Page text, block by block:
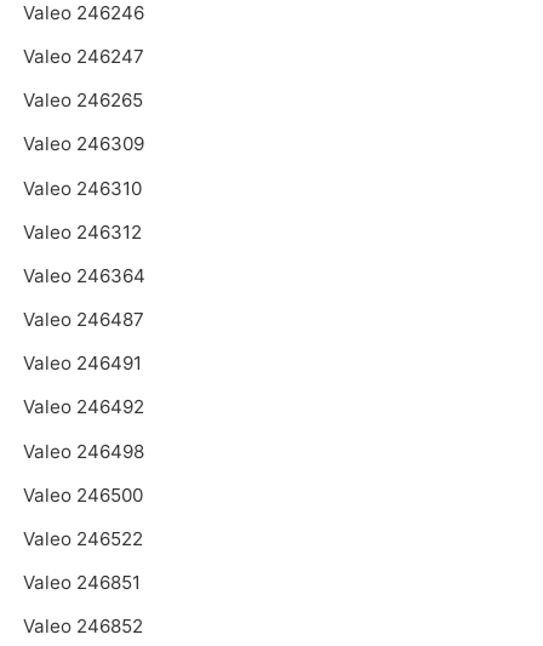
Valeo 246246
Valeo 246247
Valeo 246265
Valeo 246309
Valeo 246310
Valeo 246312
Valeo 246364
Valeo 246487
Valeo 246491
Valeo 246492
Valeo 246498
Valeo 246500
Valeo 246522
Valeo 246851
Valeo 246852